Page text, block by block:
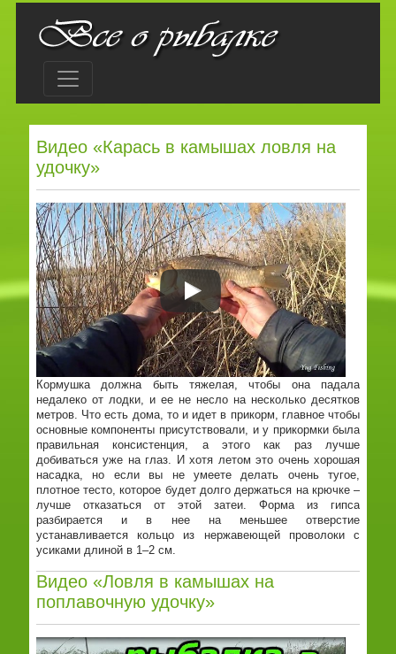
Видео «Карась в камышах ловля на
удочку»
Кормушка должна быть тяжелая, чтобы она падала
недалеко от лодки, и ее не несло на несколько десятков
метров. Что есть дома, то и идет в прикорм, главное чтобы
основные компоненты присутствовали, и у прикормки была
правильная консистенция, а этого как раз лучше
добиваться уже на глаз. И хотя летом это очень хорошая
насадка, но если вы не умеете делать очень тугое,
плотное тесто, которое будет долго держаться на крючке –
лучше отказаться от этой затеи. Форма из гипса
разбирается и в нее на меньшее отверстие
устанавливается кольцо из нержавеющей проволоки с
усиками длиной в 1–2 см.
Видео «Ловля в камышах на
поплавочную удочку»